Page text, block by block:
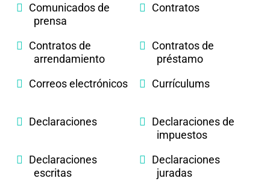
Comunicados de
prensa
Contratos
Contratos de
arrendamiento
Contratos de
préstamo
Correos electrónicos
Currículums
Declaraciones
Declaraciones de
impuestos
Declaraciones
escritas
Declaraciones
juradas